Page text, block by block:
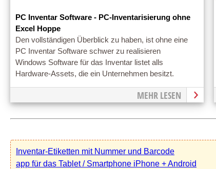
PC Inventar Software - PC-Inventarisierung ohne
Excel Hoppe
Den vollständigen Überblick zu haben, ist ohne eine
PC Inventar Software schwer zu realisieren
Windows Software für das Inventar listet alls
Hardware-Assets, die ein Unternehmen besitzt.
MEHR LESEN
Inventar-Etiketten mit Nummer und Barcode
app für das Tablet / Smartphone iPhone + Android